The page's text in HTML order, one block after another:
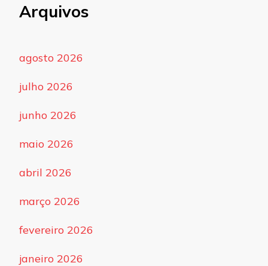
Arquivos
agosto 2026
julho 2026
junho 2026
maio 2026
abril 2026
março 2026
fevereiro 2026
janeiro 2026